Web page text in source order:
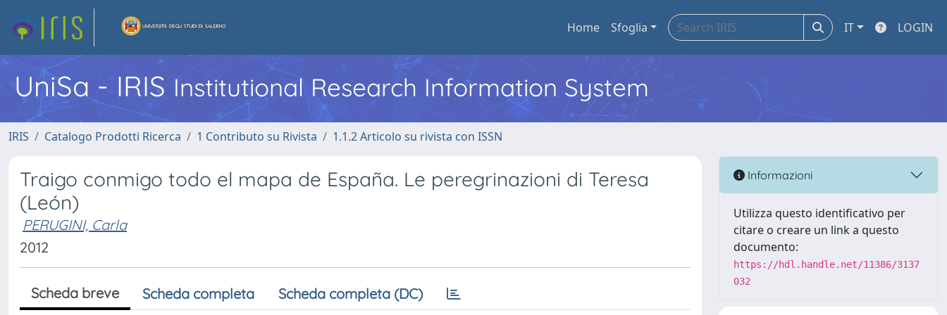
Home Sfoglia IT LOGIN
UniSa - IRIS Institutional Research Information System
IRIS Catalogo Prodotti Ricerca 1 Contributo su Rivista 1.1.2 Articolo su rivista con ISSN
Traigo conmigo todo el mapa de España. Le peregrinazioni di Teresa
(León)
PERUGINI, Carla
2012
Scheda breve Scheda completa Scheda completa (DC)
Informazioni
Utilizza questo identificativo per
citare o creare un link a questo
documento:
https://hdl.handle.net/11386/3137
032